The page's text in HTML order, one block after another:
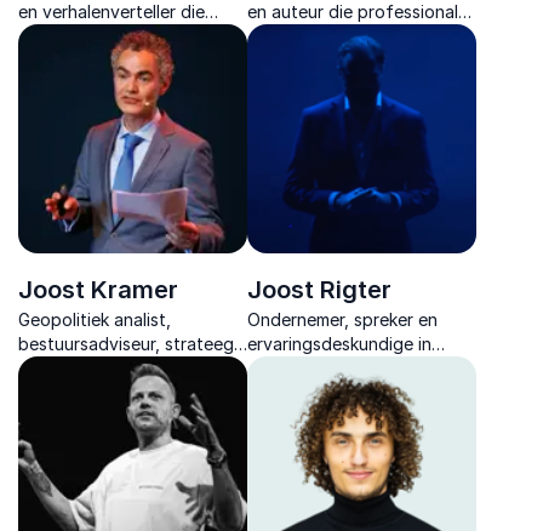
en verhalenverteller die
muziek, humor en lefheid
inzet om teams te raken,
verbinden, activeren en
laten zingen.
en auteur die professionals
laat ervaren hoe spreken en
presenteren leiderschap
zichtbaar maakt met direct
toepasbare upgrades.
Joost Kramer
Geopolitiek analist,
bestuursadviseur, strateeg
en auteur die complexe
wereldorde vertaalt naar
boardroomstrategie. Expert
in Amerikaanse politiek en
governance.
Joost Rigter
Ondernemer, spreker en
ervaringsdeskundige in
veerkracht en acceptatie.
Hij neemt zijn publiek mee in
het donker en toont hoe je
sterker wordt van
verandering.